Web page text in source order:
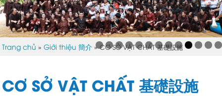
Trang chủ »Giới thiệu 簡介 »CƠ SỞ VẬT CHẤT 基礎設施
CƠ SỞ VẬT CHẤT 基礎設施